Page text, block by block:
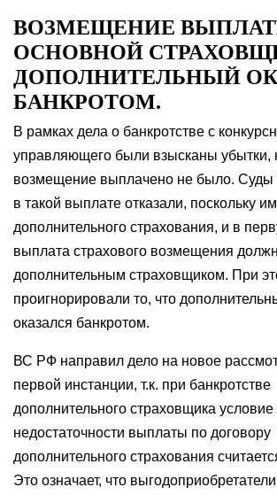
ВОЗМЕЩЕНИЕ
ОСНОВНОЙ
ДОПОЛНИТЕЛЬНЫЙ
БАНКРОТОМ.
В рамках дела о банкротстве с
управляющего были взысканы убытки,
возмещение выплачено не было. Суды
в такой выплате отказали, поскольку
дополнительного страхования, и в
выплата страхового возмещения
дополнительным страховщиком. При
проигнорировали то, что
оказался банкротом.
ВС РФ направил дело на новое
первой инстанции, т.к. при банкротстве
дополнительного страховщика условие
недостаточности выплаты по договору
дополнительного страхования
Это означает, что